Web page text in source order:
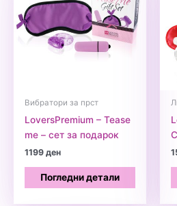
Вибратори за прст
LoversPremium – Tease
me – сет за подарок
1199ден
Погледни детали